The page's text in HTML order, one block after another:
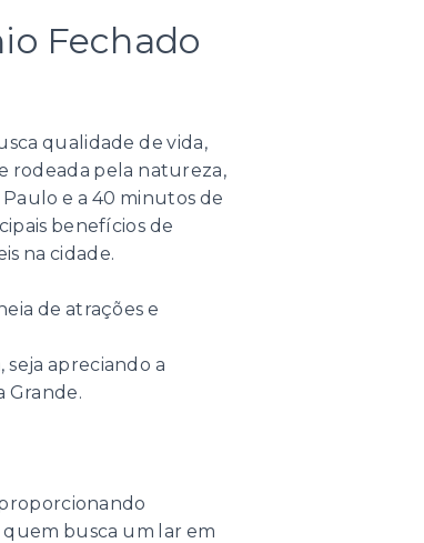
Fechado
qualidade de vida,
rodeada pela natureza,
e a 40 minutos de
benefícios de
na cidade.
de atrações e
apreciando a
Grande.
quem busca um lar em